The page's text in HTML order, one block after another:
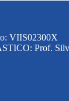
VIIS02300X
Prof.